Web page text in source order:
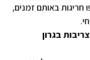
חריגות באותם זמנים,
בגרון